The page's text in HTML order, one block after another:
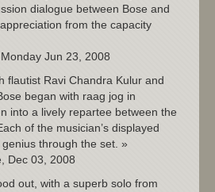
dialogue between Bose and
from the capacity
Jun 23, 2008
flautist Ravi Chandra Kulur and
began with raag jog in
into a lively repartee between the
of the musician’s displayed
through the set. »
Dec 03, 2008
out, with a superb solo from